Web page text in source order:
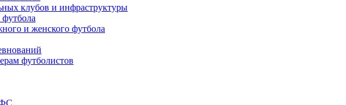
клубов и инфраструктуры
и женского футбола
футболистов